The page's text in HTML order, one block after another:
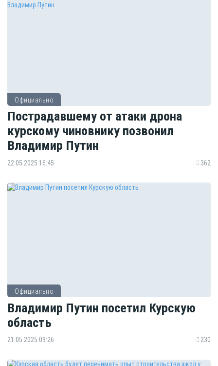
Официально
Пострадавшему от атаки дрона
курскому чиновнику позвонил
Владимир Путин
22.05.2025 16:45 362
Официально
Владимир Путин посетил Курскую
область
21.05.2025 09:26 230